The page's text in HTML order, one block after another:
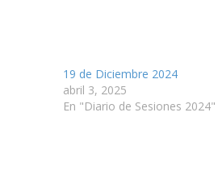
19 de Diciembre 2024
abril 3, 2025
En "Diario de Sesiones 2024"